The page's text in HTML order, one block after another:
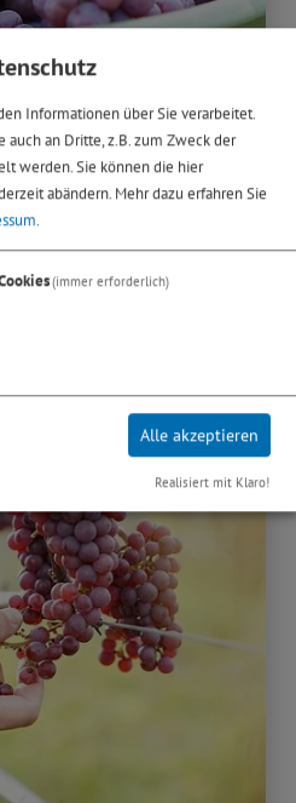
> mehr
Informationen über Sie verarbeitet.
an Dritte, z.B. zum Zweck der
werden. Sie können die hier
abändern. Mehr dazu erfahren Sie
(immer erforderlich)
Alle akzeptieren
Realisiert mit Klaro!